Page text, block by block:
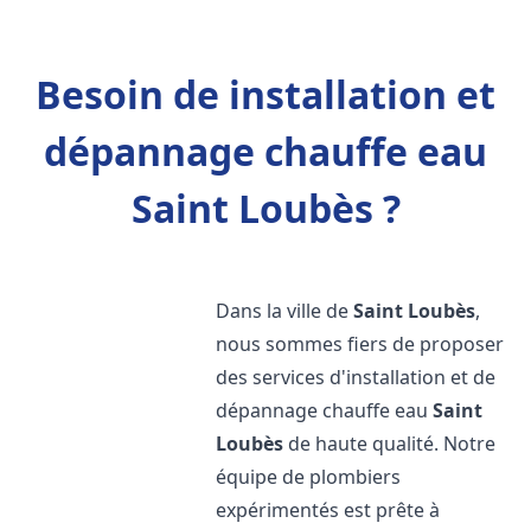
Besoin de installation et
dépannage chauffe eau
Saint Loubès ?
Dans la ville deSaint Loubès,
nous sommes fiers de proposer
des services d'installation et de
dépannage chauffe eauSaint
Loubès de haute qualité. Notre
équipe de plombiers
expérimentés est prête à